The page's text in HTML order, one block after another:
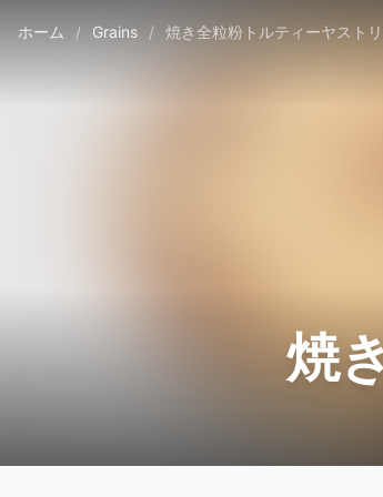
ホーム / Grains / 焼き全粒粉トルティーヤスト
焼